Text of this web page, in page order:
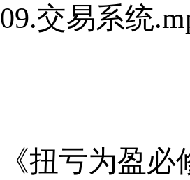
09.交易系统
《扭亏为盈必